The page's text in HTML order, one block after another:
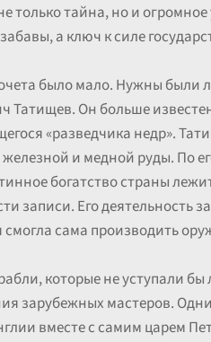
только тайна, но и
а ключ к силе
было мало. Нужны были
Татищев. Он больше
«разведчика недр».
и медной руды. По
богатство страны
записи. Его деятельность
сама производить
которые не уступали
зарубежных мастеров.
вместе с самим царем